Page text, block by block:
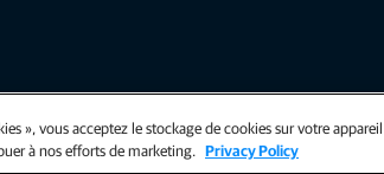
d'utilisation (UE) Conditions d'utilisation (UE - Ag) ISO-
», vous acceptez le stockage de cookies sur votre
à nos efforts de marketing. Privacy Policy